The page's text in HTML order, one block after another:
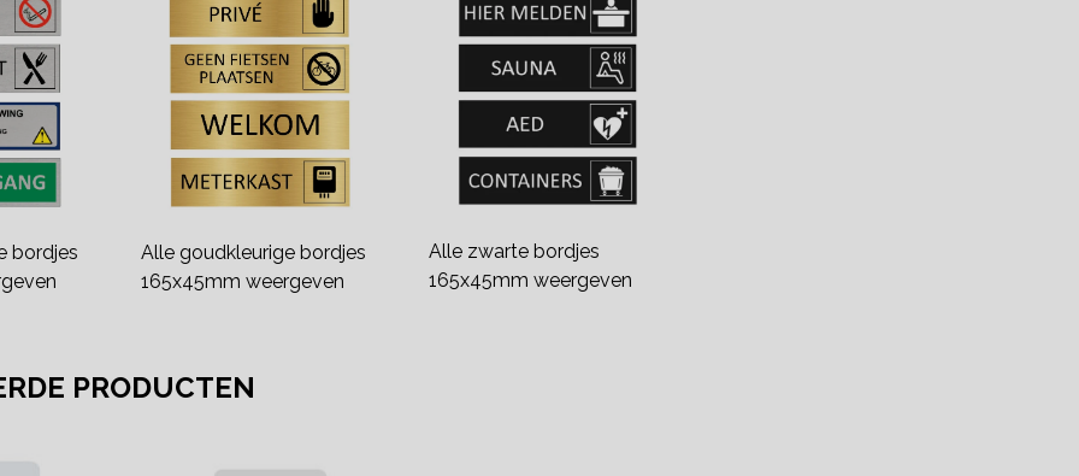
bordjes
Alle goudkleurige bordjes
165x45mm weergeven
Alle zwarte bordjes
165x45mm weergeven
PRODUCTEN